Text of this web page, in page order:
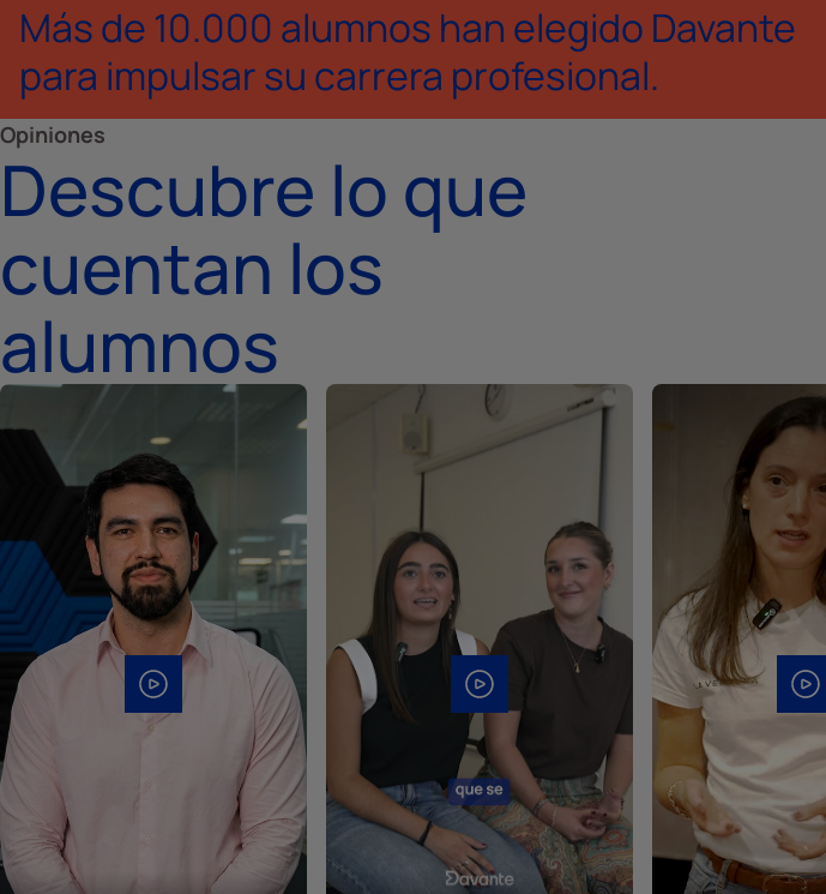
Más de 10.000 alumnos han elegido Davante
para impulsar su carrera profesional.
Opiniones
Descubre lo que
cuentan los
alumnos